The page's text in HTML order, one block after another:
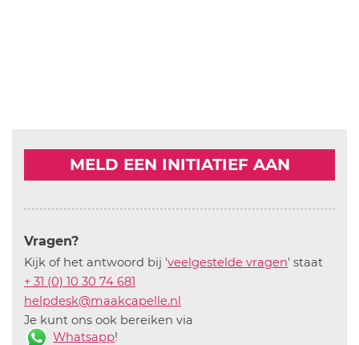
MELD EEN INITIATIEF AAN
Vragen?
Kijk of het antwoord bij 'veelgestelde vragen' staat
+ 31 (0) 10 30 74 681
helpdesk@maakcapelle.nl
Je kunt ons ook bereiken via
Whatsapp!